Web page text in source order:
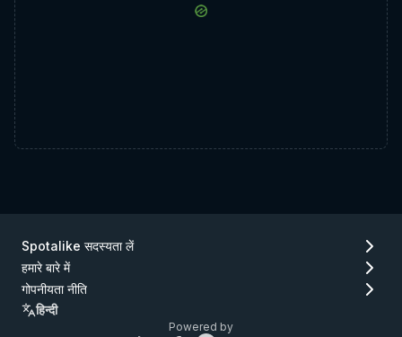
Spotalike सदस्यता लें
हमारे बारे में
गोपनीयता नीति
हिन्दी
Powered by